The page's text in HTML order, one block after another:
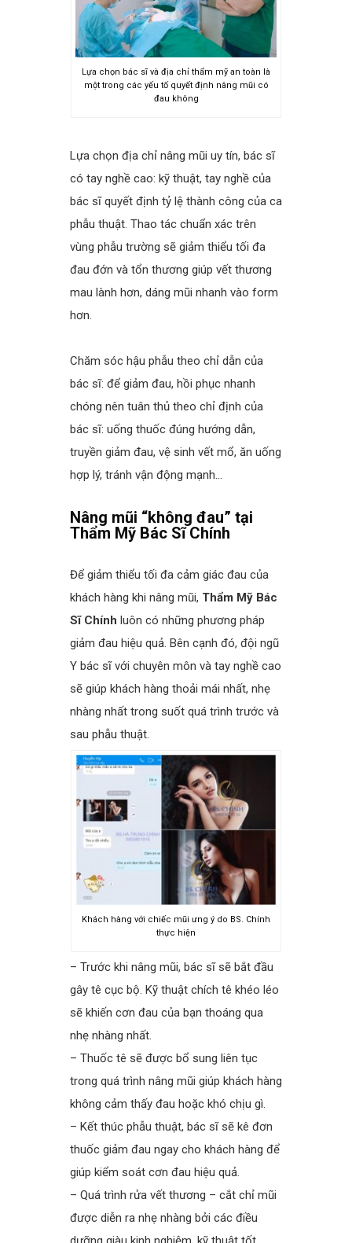
Lựa chọn bác sĩ và địa chỉ thẩm mỹ an toàn là
một trong các yếu tố quyết định nâng mũi có
đau không
Lựa chọn địa chỉ nâng mũi uy tín, bác sĩ
có tay nghề cao: kỹ thuật, tay nghề của
bác sĩ quyết định tỷ lệ thành công của ca
phẫu thuật. Thao tác chuẩn xác trên
vùng phẫu trường sẽ giảm thiểu tối đa
đau đớn và tổn thương giúp vết thương
mau lành hơn, dáng mũi nhanh vào form
hơn.
Chăm sóc hậu phẫu theo chỉ dẫn của
bác sĩ: để giảm đau, hồi phục nhanh
chóng nên tuân thủ theo chỉ định của
bác sĩ: uống thuốc đúng hướng dẫn,
truyền giảm đau, vệ sinh vết mổ, ăn uống
hợp lý, tránh vận động mạnh…
Nâng mũi “không đau” tại
Thẩm Mỹ Bác Sĩ Chính
Để giảm thiểu tối đa cảm giác đau của
khách hàng khi nâng mũi, Thẩm Mỹ Bác
Sĩ Chính luôn có những phương pháp
giảm đau hiệu quả. Bên cạnh đó, đội ngũ
Y bác sĩ với chuyên môn và tay nghề cao
sẽ giúp khách hàng thoải mái nhất, nhẹ
nhàng nhất trong suốt quá trình trước và
sau phẫu thuật.
Khách hàng với chiếc mũi ưng ý do BS. Chính
thực hiện
– Trước khi nâng mũi, bác sĩ sẽ bắt đầu
gây tê cục bộ. Kỹ thuật chích tê khéo léo
sẽ khiến cơn đau của bạn thoáng qua
nhẹ nhàng nhất.
– Thuốc tê sẽ được bổ sung liên tục
trong quá trình nâng mũi giúp khách hàng
không cảm thấy đau hoặc khó chịu gì.
– Kết thúc phẫu thuật, bác sĩ sẽ kê đơn
thuốc giảm đau ngay cho khách hàng để
giúp kiểm soát cơn đau hiệu quả.
– Quá trình rửa vết thương – cắt chỉ mũi
được diễn ra nhẹ nhàng bởi các điều